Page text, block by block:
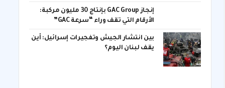
إنجاز GAC Group بإنتاج 30 مليون مركبة:
الأرقام التي تقف وراء “سرعة GAC”
بين انتشار الجيش وتفجيرات إسرائيل: أين
يقف لبنان اليوم؟